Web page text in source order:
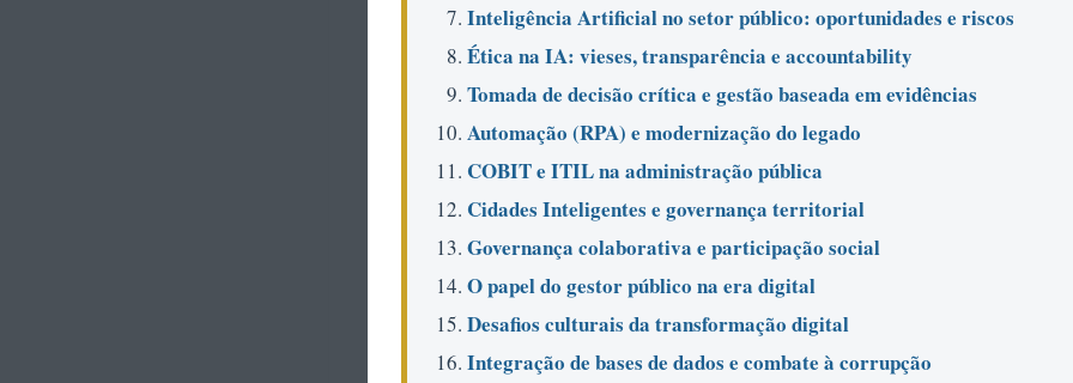
Inteligência Artificial no setor público: oportunidades e riscos
Ética na IA: vieses, transparência e accountability
Tomada de decisão crítica e gestão baseada em evidências
Automação (RPA) e modernização do legado
COBIT e ITIL na administração pública
Cidades Inteligentes e governança territorial
Governança colaborativa e participação social
O papel do gestor público na era digital
Desafios culturais da transformação digital
Integração de bases de dados e combate à corrupção